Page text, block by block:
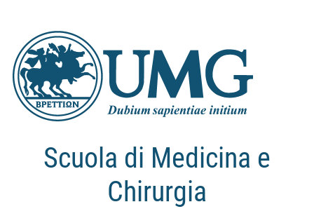
Scuola di Medicina e
Chirurgia